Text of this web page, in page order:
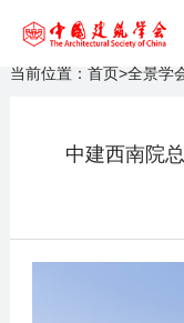
当前位置： 首页>全景学
中建西南院